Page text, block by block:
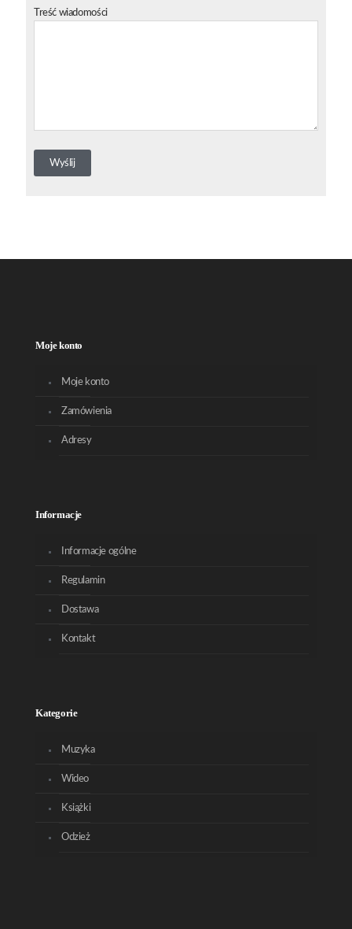
Treść wiadomości
Moje konto
Moje konto
Zamówienia
Adresy
Informacje
Informacje ogólne
Regulamin
Dostawa
Kontakt
Kategorie
Muzyka
Wideo
Książki
Odzież